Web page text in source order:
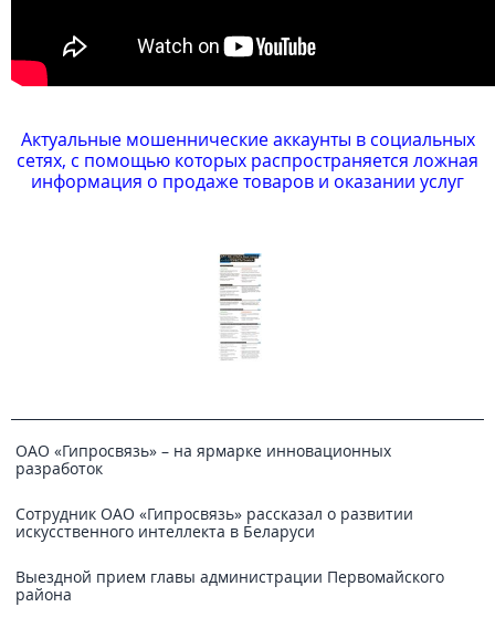
Актуальные мошеннические аккаунты в социальных
сетях, с помощью которых распространяется ложная
информация о продаже товаров и оказании услуг
ОАО «Гипросвязь» – на ярмарке инновационных
разработок
Сотрудник ОАО «Гипросвязь» рассказал о развитии
искусственного интеллекта в Беларуси
Выездной прием главы администрации Первомайского
района